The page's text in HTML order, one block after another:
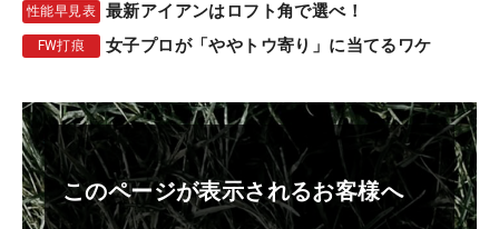
性能早見表 最新アイアンはロフト角で選べ！
FW打痕 女子プロが「ややトウ寄り」に当てるワケ
このページが表示されるお客様へ